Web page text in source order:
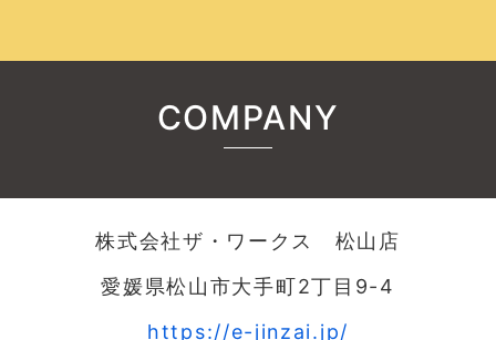
COMPANY
株式会社ザ・ワークス 松山店
愛媛県松山市大手町2丁目9-4
https://e-jinzai.jp/